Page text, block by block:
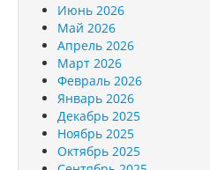
Июнь 2026
Май 2026
Апрель 2026
Март 2026
Февраль 2026
Январь 2026
Декабрь 2025
Ноябрь 2025
Октябрь 2025